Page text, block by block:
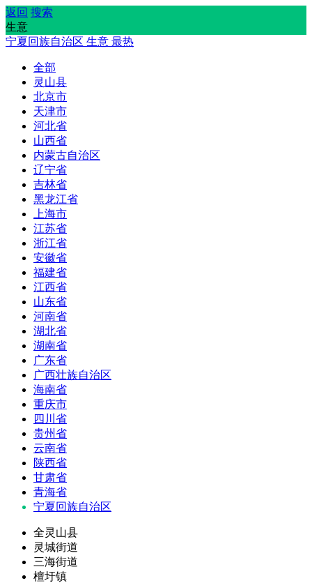
返回 搜索
生意
宁夏回族自治区 生意 最热
全部
灵山县
北京市
天津市
河北省
山西省
内蒙古自治区
辽宁省
吉林省
黑龙江省
上海市
江苏省
浙江省
安徽省
福建省
江西省
山东省
河南省
湖北省
湖南省
广东省
广西壮族自治区
海南省
重庆市
四川省
贵州省
云南省
陕西省
甘肃省
青海省
宁夏回族自治区
全灵山县
灵城街道
三海街道
檀圩镇